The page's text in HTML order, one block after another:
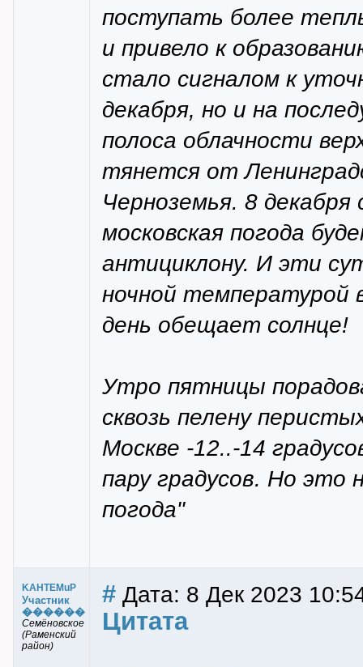
поступать более
и привело к
стало сигналом к
декабря, но и на
полоса облачности
тянется от
Черноземья. 8
московская погода
антициклону. И эти
ночной температурой
день обещает солнце!
Утро пятницы
сквозь пелену
Москве -12..-14
пару градусов. Но это
погода"
KAHTEMuP
Участник
������
Семёновское
(Раменский
район)
# Дата: 8 Дек 2023
Цитата